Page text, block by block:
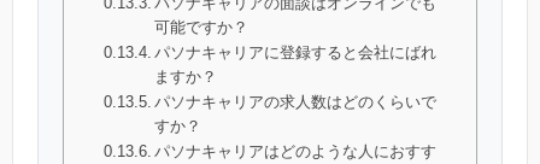
可能ですか？
パソナキャリアに登録すると会社にばれ
ますか？
パソナキャリアの求人数はどのくらいで
すか？
パソナキャリアはどのような人におすす